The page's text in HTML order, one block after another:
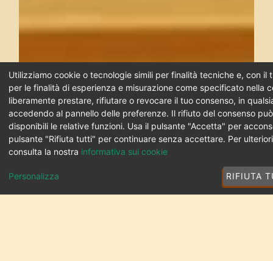
Utilizziamo cookie o tecnologie simili per finalità tecniche e, con il
per le finalità di esperienza e misurazione come specificato nella
liberamente prestare, rifiutare o revocare il tuo consenso, in
accedendo al pannello delle preferenze. Il rifiuto del consenso
disponibili le relative funzioni. Usa il pulsante "Accetta" per
pulsante "Rifiuta tutti" per continuare senza accettare. Per
consulta la nostra informativa sui cookie
Personalizza RIFIUTA